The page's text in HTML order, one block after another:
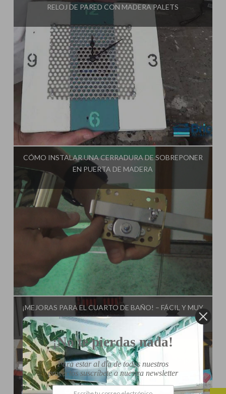
RELOJ DE PARED CON MADERA PALETS
Influencer:Tu Taller de Bricolaje
CÓMO INSTALAR UNA CERRADURA DE SOBREPONER
EN PUERTA DE MADERA
Influencer: Tu Taller de Bricolaje
¡MEJORAS PARA EL CUARTO DE BAÑO! – FÁCIL Y MUY
ÚTIL
¡No te pierdas nada!
Para estar al día de todos nuestros
proyectos suscríbete a nuestra newsletter